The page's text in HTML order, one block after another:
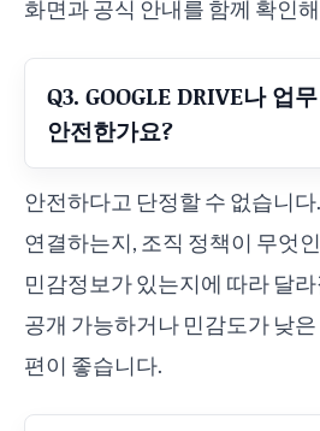
화면과 공식 안내를 함께 확인
Q3. GOOGLE DRIVE나 업
안전한가요?
안전하다고 단정할 수 없습니
연결하는지, 조직 정책이 무엇
민감정보가 있는지에 따라 달
공개 가능하거나 민감도가 낮
편이 좋습니다.